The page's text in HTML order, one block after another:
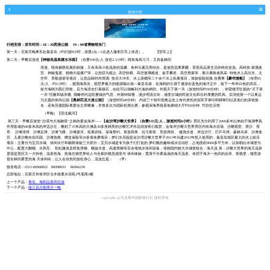
旅游分类
行程安排：发车时间：18：30西清公园 19：00省博物馆东门
第一天：石家庄晚乘车赴秦皇岛（约行驶8小时，凌晨2点—5点进入服务区车上休息）。 【宿车上】
第二天：早餐后游览 【神秘岛温泉嬉水乐园 】 （自费100元/人 游览2.5小时）既有海风习习，又具备林间
浪漫。既有极限拓展的刺激，又有亲亲小鱼温泉的温馨。各种元素完美结合、是使您远离雾霾，享受高品质生活的绝佳首选。高科技-玻璃迷
宫、神秘鬼屋、植物大战僵尸等，让您叹为观止. 高空软桥、高空玻璃栈道、徒手攀岩、高空滑索等，展示勇敢者风采. 特色水上高尔夫、太
空环、草船借箭等项目，让您品味时尚情调. 快乐大冲关、水上滚桶等二十余个水上拓展项目，体验惊险刺激.自费乘 【豪华游船】
（自理65
元/人，约1小时），观渤海风光，观世界最大的能源输出港---秦皇岛港，在海鸥的引领下遨游在蓝色的海洋之中，留下一串串白色的浪花，
前方海鸥为我们导航，后方海浪击打着礁石，在此可以领略到大海的神韵。外观天下第一关（游览时间约50分钟），仰望雄浑壮观的“天下第
一关”巨匾和镇东楼, 领略明代边防重镇的气息，外观钟鼓楼，漫步明清古街，感受古城的民俗文化和古朴厚重的民风。后浏览第一个以奥运
为主题的休闲公园 【奥林匹克大道公园】
（游览时间40分钟） 内设三十组中国奥运史上有代表性的冠军手掌印和脚掌印以及他们的亲笔签
名，还有历届国际奥委会主席雕像，并曾多次办国际轮滑比赛。参观深海养殖基地展销大厅约50分钟. 竹韵生活馆
（早晚）【宿北戴河】
第三天：早餐后游览“沙漠与大海吻痕”之称的黄金海岸—— 【金沙湾沙雕大世界】（自费135元/人，游览时间4小时）景区充分利用了2000多年以来由于海潮季风
作用形成的40多米高的岸边沙丘，雕刻了37米高的大佛及30多座精美的沙雕艺术作品供游客们观赏，金海岸沙雕大世界景区内有海水浴场、沙雕观赏、滑沙、滑
草、 沙滩排球、沙滩足球、沙滩飞碟、沙滩拔河、拓展训练、深海垂钓、喜放风筝、拉弓射箭、竞技摔跤、 健身步道、岸边沙疗、打乒乓球、森林吊床、沙滩迷
宫、儿童沙雕自创乐园、沙滩急救、赠送保险等20多项免费项目；梦幻水乐园是金沙湾沙雕大世界于2011年兴建2012年投入使用的，秦皇岛地区最大的水上娱乐
项目：主要分为宝贝水城、休闲水疗和极限体验三大部分；宝贝水城是专为孩子们打造的 梦幻般的趣味戏水活动区，占地面积4000多平方米，以加勒比水城堡为
中心，配置大翻桶、水风车、 彩虹隧道及鳄鱼滑梯、螺旋水道、高速滑梯等百余项戏水休闲设备，堪称国内较大水城堡组合；海天温 泉：沙雕大世界的海天温泉
度假是景区又一大特色，温泉热海、热海生物世界给人与全新的视觉感受与 休闲体验；置身于水雾袅袅的海天温泉、休憩于海天一色间的会所、客栈里，惬意游
逛在林间雾里的海 天休闲街，让人在自然间放松身心，流连忘返； （早）
报名电话：0311-86968822 86998833 86966230
总部地址：石家庄市裕华区仓丰路栗水清苑3号底商3楼
上一个产品：青岛、海阳品质四日游
下一个产品：曲江花月夜两天一晚
copyright @河北青年国际旅行社 版权所有